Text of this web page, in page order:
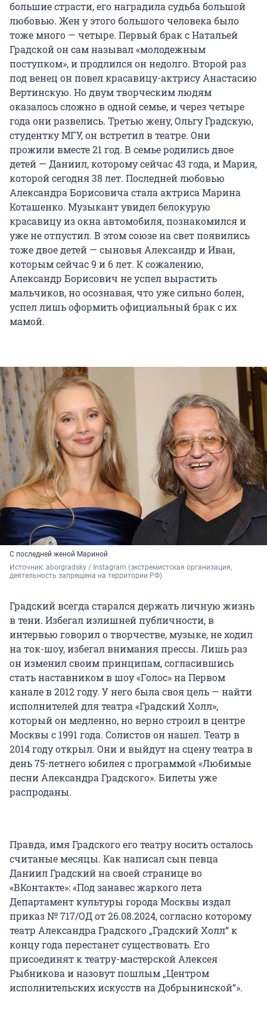
большие страсти, его наградила судьба большой
любовью. Жен у этого большого человека было
тоже много — четыре. Первый брак с Натальей
Градской он сам называл «молодежным
поступком», и продлился он недолго. Второй раз
под венец он повел красавицу-актрису Анастасию
Вертинскую. Но двум творческим людям
оказалось сложно в одной семье, и через четыре
года они развелись. Третью жену, Ольгу Градскую,
студентку МГУ, он встретил в театре. Они
прожили вместе 21 год. В семье родились двое
детей — Даниил, которому сейчас 43 года, и Мария,
которой сегодня 38 лет. Последней любовью
Александра Борисовича стала актриса Марина
Коташенко. Музыкант увидел белокурую
красавицу из окна автомобиля, познакомился и
уже не отпустил. В этом союзе на свет появились
тоже двое детей — сыновья Александр и Иван,
которым сейчас 9 и 6 лет. К сожалению,
Александр Борисович не успел вырастить
мальчиков, но осознавая, что уже сильно болен,
успел лишь оформить официальный брак с их
мамой.
С последней женой Мариной
Источник: aborgradsky / Instagram (экстремистская организация,
деятельность запрещена на территории РФ)
Градский всегда старался держать личную жизнь
в тени. Избегал излишней публичности, в
интервью говорил о творчестве, музыке, не ходил
на ток-шоу, избегал внимания прессы. Лишь раз
он изменил своим принципам, согласившись
стать наставником в шоу «Голос» на Первом
канале в 2012 году. У него была своя цель — найти
исполнителей для театра «Градский Холл»,
который он медленно, но верно строил в центре
Москвы с 1991 года. Солистов он нашел. Театр в
2014 году открыл. Они и выйдут на сцену театра в
день 75-летнего юбилея с программой «Любимые
песни Александра Градского». Билеты уже
распроданы.
Правда, имя Градского его театру носить осталось
считаные месяцы. Как написал сын певца
Даниил Градский на своей странице во
«ВКонтакте»: «Под занавес жаркого лета
Департамент культуры города Москвы издал
приказ № 717/ОД от 26.08.2024, согласно которому
театр Александра Градского „Градский Холл“ к
концу года перестанет существовать. Его
присоединят к театру-мастерской Алексея
Рыбникова и назовут пошлым „Центром
исполнительских искусств на Добрынинской“».